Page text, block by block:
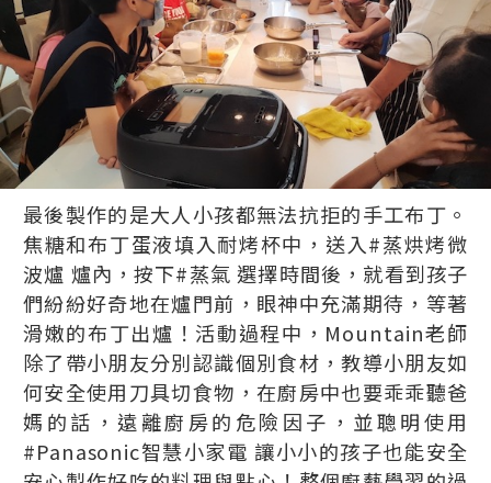
最後製作的是大人小孩都無法抗拒的手工布丁。
焦糖和布丁蛋液填入耐烤杯中，送入#蒸烘烤微
波爐 爐內，按下#蒸氣 選擇時間後，就看到孩子
們紛紛好奇地在爐門前，眼神中充滿期待，等著
滑嫩的布丁出爐！活動過程中，Mountain老師
除了帶小朋友分別認識個別食材，教導小朋友如
何安全使用刀具切食物，在廚房中也要乖乖聽爸
媽的話，遠離廚房的危險因子，並聰明使用
#Panasonic智慧小家電 讓小小的孩子也能安全